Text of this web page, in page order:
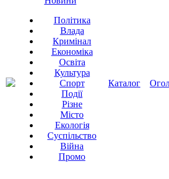
Політика
Влада
Кримінал
Економіка
Освіта
Культура
Спорт
Події
Різне
Місто
Екологія
Суспільство
Війна
Промо
Каталог